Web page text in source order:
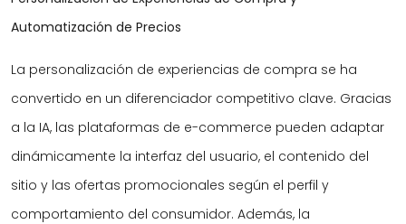
Automatización de Precios
La personalización de experiencias de compra se ha
convertido en un diferenciador competitivo clave. Gracias
a la IA, las plataformas de e-commerce pueden adaptar
dinámicamente la interfaz del usuario, el contenido del
sitio y las ofertas promocionales según el perfil y
comportamiento del consumidor. Además, la